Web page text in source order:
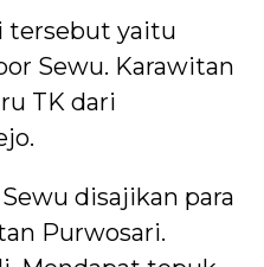
tersebut yaitu
Sewu. Karawitan
TK dari
disajikan para
Purwosari.